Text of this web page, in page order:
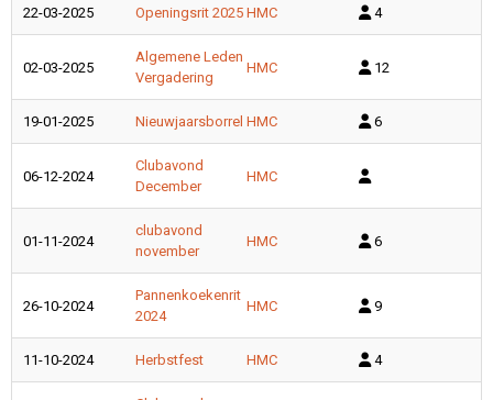
22-03-2025 Openingsrit 2025 HMC 4
02-03-2025
Algemene Leden
Vergadering
HMC 12
19-01-2025 Nieuwjaarsborrel HMC 6
06-12-2024
Clubavond
December
HMC
01-11-2024
clubavond
november
HMC 6
26-10-2024
Pannenkoekenrit
2024
HMC 9
11-10-2024 Herbstfest HMC 4